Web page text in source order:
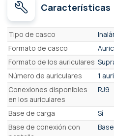
Características
Características
Tipo de casco
Formato de casco
Formato de los auriculares
Número de auriculares
1
Conexiones disponibles
en los auriculares
RJ9
Base de carga
Sí
Base de conexión con